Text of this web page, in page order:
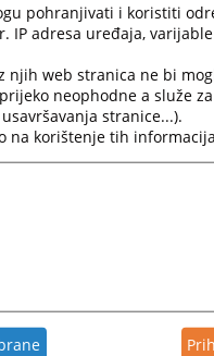
na XXIV Savjetovanju
na XXIV Savjetovanju iz
suda FBiH zajedno sa
suda FBiH zajedno sa
pohranjivati i koristiti
IP adresa uređaja,
njih web stranica ne bi
neophodne a služe
stranice...).
na korištenje tih